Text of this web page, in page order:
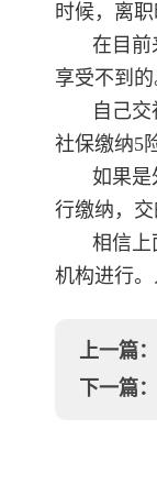
时候，离
在目前
享受不到的
自己
社保缴纳5
如果是
行缴纳，
相信上
机构进行
上一篇：
下一篇：